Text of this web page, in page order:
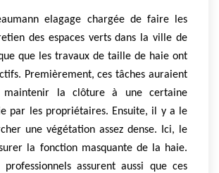
elagage chargée de faire les
des espaces verts dans la ville de
que les travaux de taille de haie ont
Premièrement, ces tâches auraient
la clôture à une certaine
par les propriétaires. Ensuite, il y a le
une végétation assez dense. Ici, le
la fonction masquante de la haie.
professionnels assurent aussi que ces